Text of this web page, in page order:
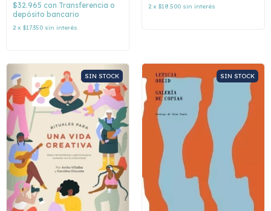
$32.965 con Transferencia o
depósito bancario
2 x $17.350 sin interés
2 x $18.500 sin interés
SIN STOCK SIN STOCK